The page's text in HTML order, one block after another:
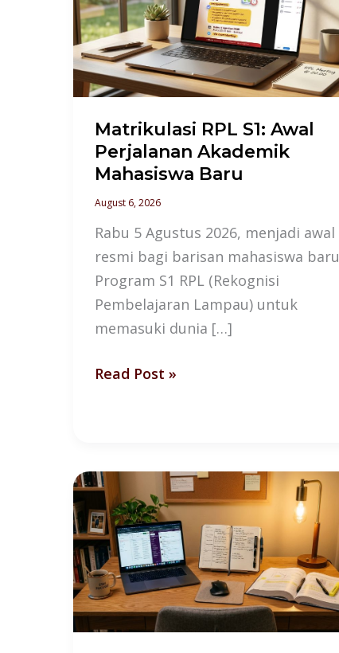
Matrikulasi RPL S1: Awal
Perjalanan Akademik
Mahasiswa Baru
August 6, 2026
Rabu 5 Agustus 2026, menjadi awal
resmi bagi barisan mahasiswa baru
Program S1 RPL (Rekognisi
Pembelajaran Lampau) untuk
memasuki dunia […]
Awal
Perjalanan
Akademik
Mahasiswa
Read Post »
Kuliah
Sambil
Kerja:
Mungkinkah
Tanpa
Mengorbankan
Keduanya?